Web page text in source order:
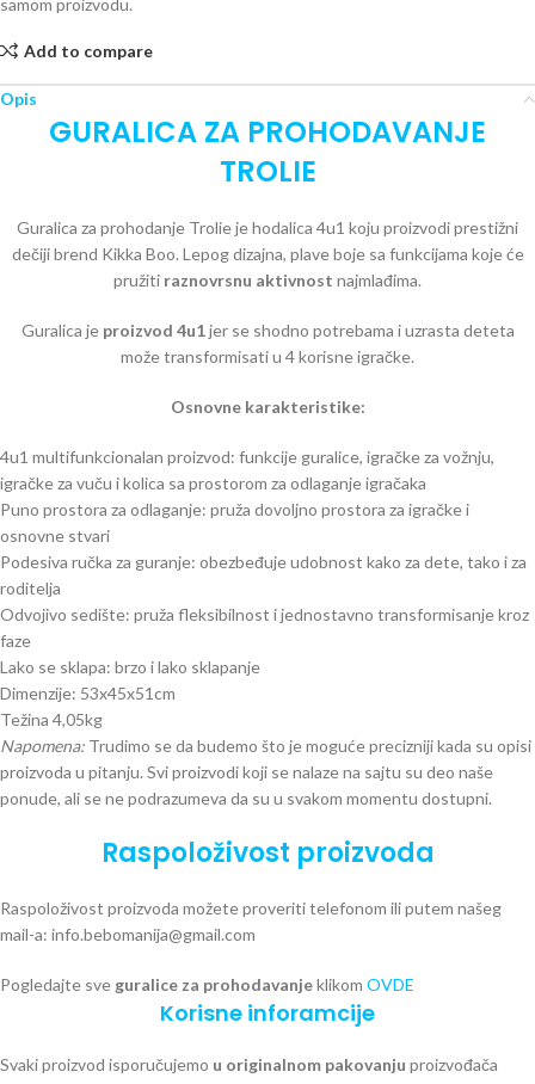
samom proizvodu.
Add to compare
Opis
GURALICA ZA PROHODAVANJE
TROLIE
Guralica za prohodanje Trolie je hodalica 4u1 koju proizvodi prestižni
dečiji brend Kikka Boo. Lepog dizajna, plave boje sa funkcijama koje će
pružiti raznovrsnu aktivnost najmlađima.
Guralica je proizvod 4u1jer se shodno potrebama i uzrasta deteta
može transformisati u 4 korisne igračke.
Osnovne karakteristike:
4u1 multifunkcionalan proizvod: funkcije guralice, igračke za vožnju,
igračke za vuču i kolica sa prostorom za odlaganje igračaka
Puno prostora za odlaganje: pruža dovoljno prostora za igračke i
osnovne stvari
Podesiva ručka za guranje: obezbeđuje udobnost kako za dete, tako i za
roditelja
Odvojivo sedište: pruža fleksibilnost i jednostavno transformisanje kroz
faze
Lako se sklapa: brzo i lako sklapanje
Dimenzije: 53x45x51cm
Težina 4,05kg
Napomena: Trudimo se da budemo što je moguće precizniji kada su opisi
proizvoda u pitanju. Svi proizvodi koji se nalaze na sajtu su deo naše
ponude, ali se ne podrazumeva da su u svakom momentu dostupni.
Raspoloživost proizvoda
Raspoloživost proizvoda možete proveriti telefonom ili putem našeg
mail-a: info.bebomanija@gmail.com
Pogledajte sve guralice za prohodavanjeklikom OVDE
Korisne inforamcije
Svaki proizvod isporučujemo u originalnom pakovanju proizvođača